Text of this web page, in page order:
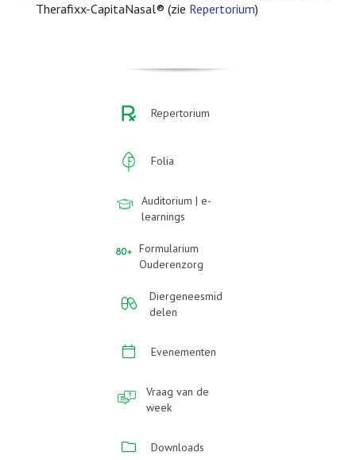
Therafixx-CapitaNasal® (zie Repertorium)
Repertorium
Folia
Auditorium | e-
learnings
Formularium
Ouderenzorg
Diergeneesmid
delen
Evenementen
Vraag van de
week
Downloads